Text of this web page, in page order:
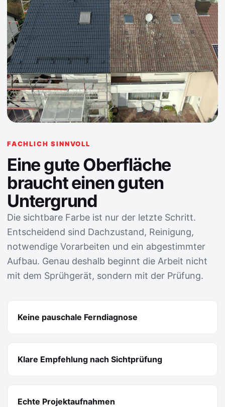
FACHLICH SINNVOLL
Eine gute Oberfläche
braucht einen guten
Untergrund
Die sichtbare Farbe ist nur der letzte Schritt.
Entscheidend sind Dachzustand, Reinigung,
notwendige Vorarbeiten und ein abgestimmter
Aufbau. Genau deshalb beginnt die Arbeit nicht
mit dem Sprühgerät, sondern mit der Prüfung.
Keine pauschale Ferndiagnose
Klare Empfehlung nach Sichtprüfung
Echte Projektaufnahmen